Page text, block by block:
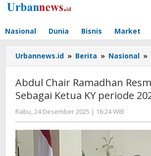
Lewati
Nasional Dunia Bisnis Market
Urbannews.id » Berita » Nasional »
Abdul Chair Ramadhan
Sebagai Ketua KY periode
Rabu, 24 Desember 2025 | 16:24 WIB
Editor